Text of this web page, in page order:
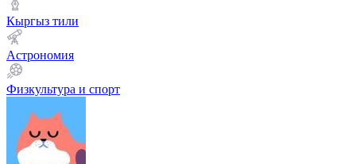
Кыргыз тили
Астрономия
Физкультура и спорт